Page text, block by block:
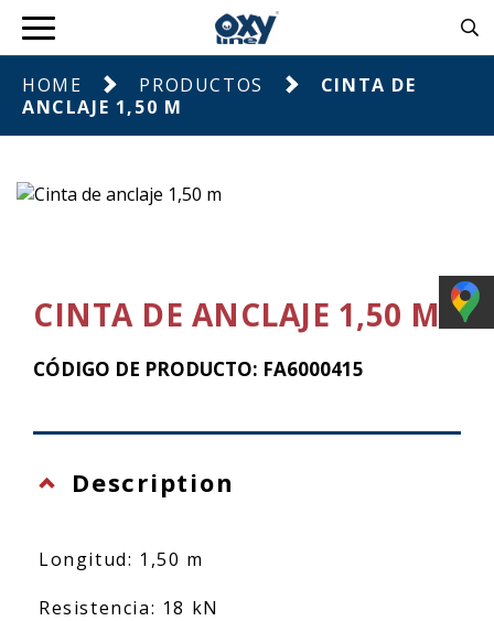
HOME PRODUCTOS
CINTA DE
ANCLAJE 1,50 M
CINTA DE ANCLAJE 1,50 M
CÓDIGO DE PRODUCTO: FA6000415
Description
Longitud: 1,50 m
Resistencia: 18 kN